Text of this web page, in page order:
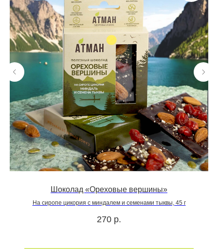
Шоколад «Ореховые вершины»
На сиропе цикория с миндалем и семенами тыквы, 45 г
270 р.